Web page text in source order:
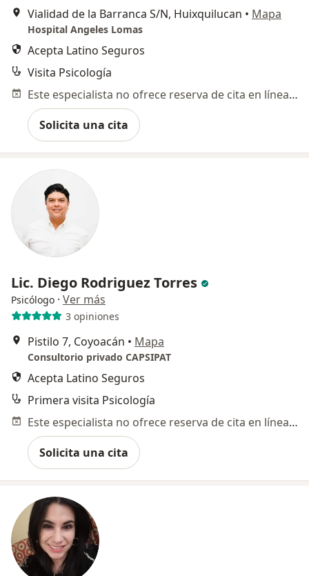
Vialidad de la Barranca S/N, Huixquilucan • Mapa
Hospital Angeles Lomas
Acepta Latino Seguros
Visita Psicología
Este especialista no ofrece reserva de cita en línea en esta dirección.
Solicita una cita
Lic. Diego Rodriguez Torres
Psicólogo · Ver más
3 opiniones
Pistilo 7, Coyoacán • Mapa
Consultorio privado CAPSIPAT
Acepta Latino Seguros
Primera visita Psicología
Este especialista no ofrece reserva de cita en línea en esta dirección.
Solicita una cita